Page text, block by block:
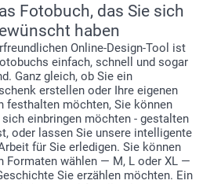
Fotobuch, das Sie sich
haben
Online-Design-Tool ist
einfach, schnell und sogar
Ganz gleich, ob Sie ein
erstellen oder Ihre eigenen
festhalten möchten, Sie können
einbringen möchten - gestalten
oder lassen Sie unsere intelligente
für Sie erledigen. Sie können
Formaten wählen — M, L oder XL —
Sie erzählen möchten. Ein